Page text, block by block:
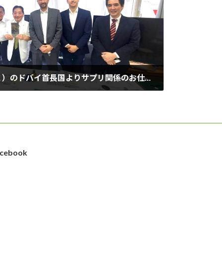
アラブ首長国連邦（ＵＡＥ）のドバイ首長国よりサプリ関係のお仕事をされている方が見学に来られました